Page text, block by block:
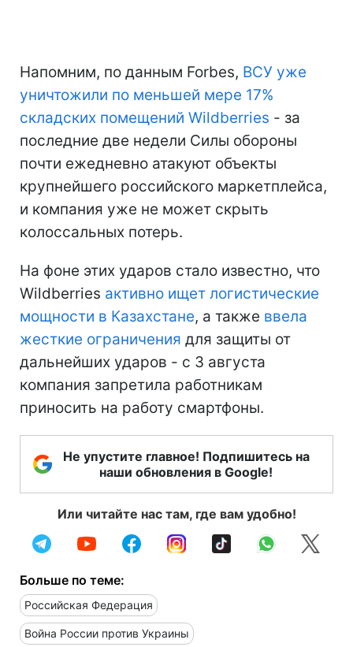
Напомним, по данным Forbes, ВСУ уже
уничтожили по меньшей мере 17%
складских помещений Wildberries - за
последние две недели Силы обороны
почти ежедневно атакуют объекты
крупнейшего российского маркетплейса,
и компания уже не может скрыть
колоссальных потерь.
На фоне этих ударов стало известно, что
Wildberries активно ищет логистические
мощности в Казахстане, а также ввела
жесткие ограничения для защиты от
дальнейших ударов - с 3 августа
компания запретила работникам
приносить на работу смартфоны.
Не упустите главное! Подпишитесь на
наши обновления в Google!
Или читайте нас там, где вам удобно!
Больше по теме:
Российская Федерация
Война России против Украины